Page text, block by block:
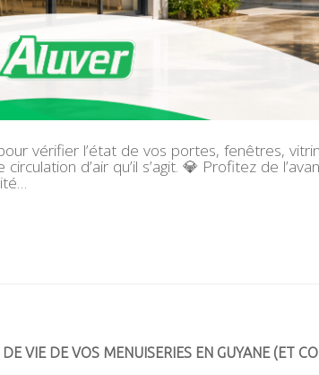
vérifier l’état de vos portes, fenêtres,
d’air qu’il s’agit. 💎 Profitez de
VIE DE VOS MENUISERIES EN GUYANE (ET